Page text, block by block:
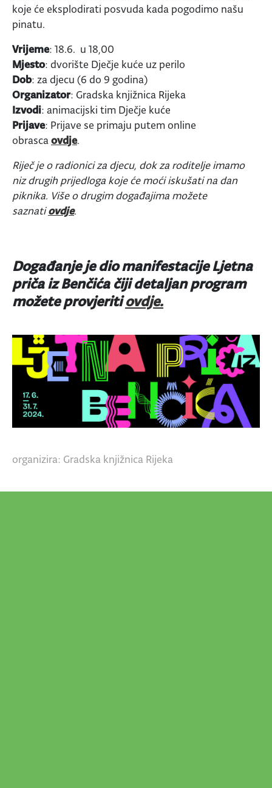
koje će eksplodirati posvuda kada pogodimo našu
pinatu.
Vrijeme: 18.6. u 18,00
Mjesto: dvorište Dječje kuće uz perilo
Dob: za djecu (6 do 9 godina)
Organizator: Gradska knjižnica Rijeka
Izvodi: animacijski tim Dječje kuće
Prijave: Prijave se primaju putem online
obrascaovdje.
Riječ je o radionici za djecu, dok za roditelje imamo
niz drugih prijedloga koje će moći iskušati na dan
piknika. Više o drugim događajima možete
saznatiovdje.
Događanje je dio manifestacije Ljetna
priča iz Benčića čiji detaljan program
možete provjeritiovdje.
organizira: Gradska knjižnica Rijeka